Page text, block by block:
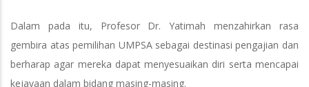
Dalam pada itu, Profesor Dr. Yatimah menzahirkan rasa
gembira atas pemilihan UMPSA sebagai destinasi pengajian dan
berharap agar mereka dapat menyesuaikan diri serta mencapai
kejayaan dalam bidang masing-masing.